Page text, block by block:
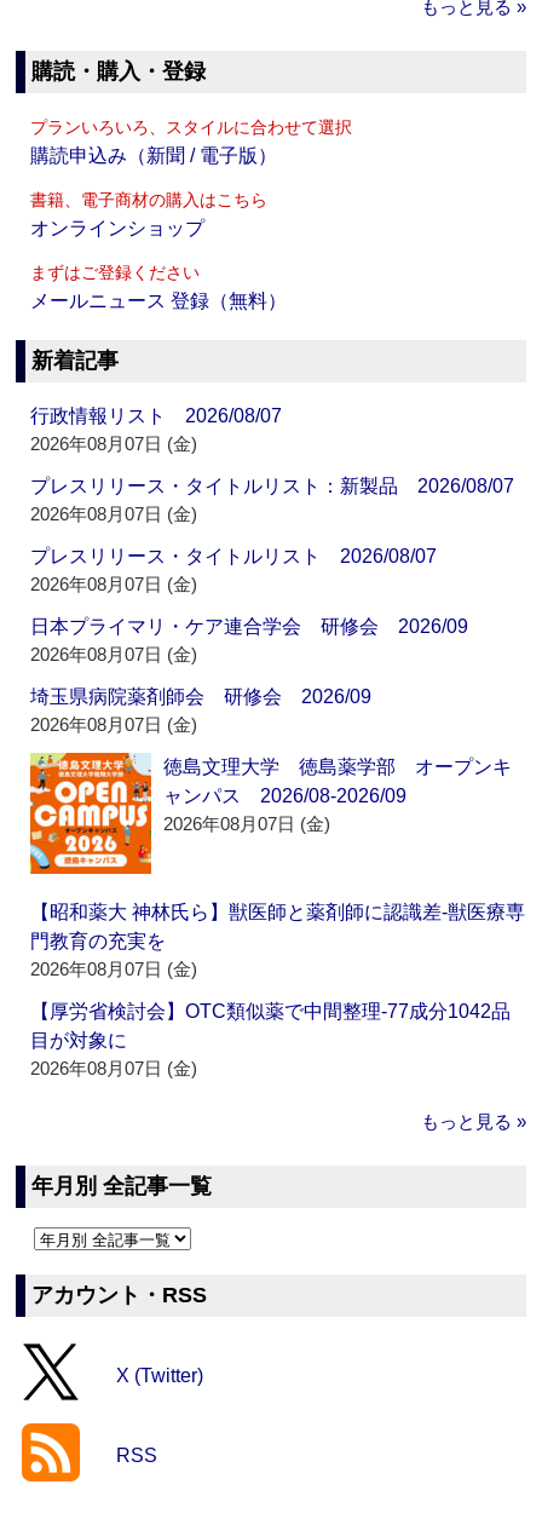
もっと見る »
購読・購入・登録
プランいろいろ、スタイルに合わせて選択
購読申込み（新聞 / 電子版）
書籍、電子商材の購入はこちら
オンラインショップ
まずはご登録ください
メールニュース 登録（無料）
新着記事
行政情報リスト 2026/08/07
2026年08月07日 (金)
プレスリリース・タイトルリスト：新製品 2026/08/07
2026年08月07日 (金)
プレスリリース・タイトルリスト 2026/08/07
2026年08月07日 (金)
日本プライマリ・ケア連合学会 研修会 2026/09
2026年08月07日 (金)
埼玉県病院薬剤師会 研修会 2026/09
2026年08月07日 (金)
徳島文理大学 徳島薬学部 オープンキ
ャンパス 2026/08-2026/09
2026年08月07日 (金)
【昭和薬大 神林氏ら】獣医師と薬剤師に認識差‐獣医療専
門教育の充実を
2026年08月07日 (金)
【厚労省検討会】OTC類似薬で中間整理‐77成分1042品
目が対象に
2026年08月07日 (金)
もっと見る »
年月別 全記事一覧
アカウント・RSS
X (Twitter)
RSS